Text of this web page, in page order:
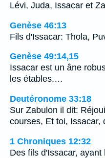
Lévi, Juda, Issacar et
Genèse 46:13
Fils d'Issacar: Thola,
Genèse 49:14,15
Issacar est un âne
les étables.…
Deutéronome 33:18
Sur Zabulon il dit:
courses, Et toi, Issacar,
1 Chroniques 12:32
Des fils d'Issacar,